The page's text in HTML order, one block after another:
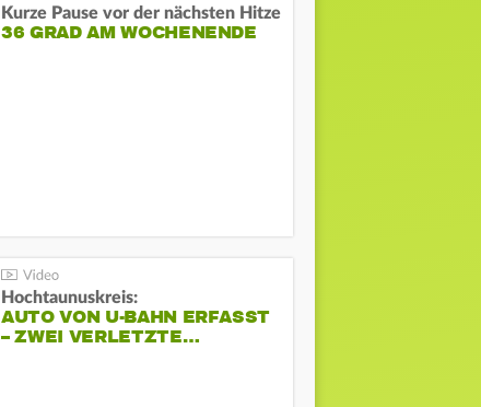
Kurze Pause vor der nächsten Hitze
36 GRAD AM WOCHENENDE
Hochtaunuskreis:
AUTO VON U-BAHN ERFASST
– ZWEI VERLETZTE…